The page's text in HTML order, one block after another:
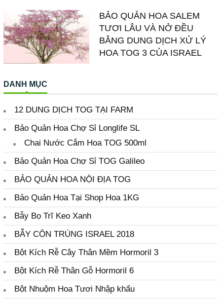
BẪY CÔN TRÙNG ISRAEL 2018
Bột Kích Rễ Cây Thân Mềm Hormoril 3
Bột Kích Rễ Thân Gỗ Hormoril 6
Bột Nhuộm Hoa Tươi Nhập khẩu
CÁC QUY TRÌNH XỬ LÝ HOA SAU THU HOẠCH
BẰNG TOG (phải)
Catalogue Sản Phẩm KNK
Chuyên Mục Khác
Công dụng bẫy côn trùng Israel
CÔNG TY MẸ GADOT ISRAEL
GÓC CHIA SẺ
HỎI & ĐÁP
KHANG NGỌC KHÁNH CO.LTD
Mua Ở Đâu?
NGUYÊN TẮC BẢO QUẢN HOA
Nước Nhuộm Hoa học sinh